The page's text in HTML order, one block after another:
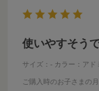
抱っこしてても
くれます。慣ら
これから娘との
すぎて室内用に
使いやすそう
サイズ：- カラー：アド
ご購入時のお子さまの